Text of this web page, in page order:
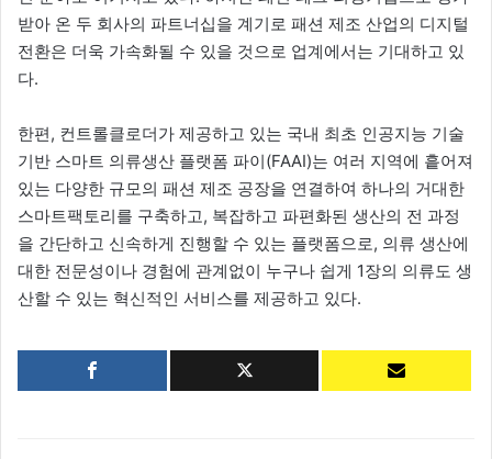
받아 온 두 회사의 파트너십을 계기로 패션 제조 산업의 디지털
전환은 더욱 가속화될 수 있을 것으로 업계에서는 기대하고 있
다.
한편, 컨트롤클로더가 제공하고 있는 국내 최초 인공지능 기술
기반 스마트 의류생산 플랫폼 파이(FAAI)는 여러 지역에 흩어져
있는 다양한 규모의 패션 제조 공장을 연결하여 하나의 거대한
스마트팩토리를 구축하고, 복잡하고 파편화된 생산의 전 과정
을 간단하고 신속하게 진행할 수 있는 플랫폼으로, 의류 생산에
대한 전문성이나 경험에 관계없이 누구나 쉽게 1장의 의류도 생
산할 수 있는 혁신적인 서비스를 제공하고 있다.